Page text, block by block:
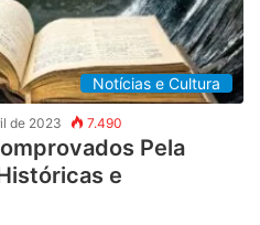
Notícias e Cultura
de 2023 7.490
Pela
e